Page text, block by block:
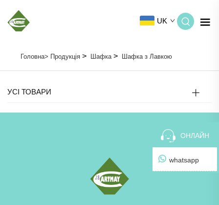
UK
Головна> Продукція> Шафка> Шафка з Лавкою
УСІ ТОВАРИ
ОНЛАЙН
whatsapp